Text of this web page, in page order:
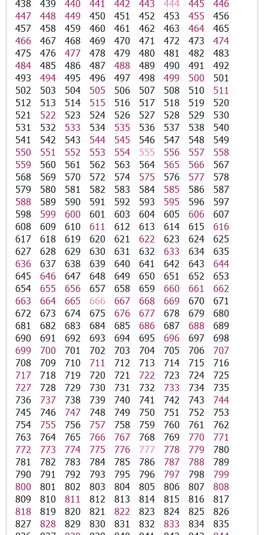
438
439 440 441 442 443 444 445
446
447
448 449 450 451 452 453 455
456
457
458 459 460 461 462 463 464
465
466
467 468 469 470 471 472 473
474
475
476 477 478 479 480 481 482
483
484
485 486 487 488 489 490 491
492
493
494 495 496 497 498 499 500
501
502
503 504 505 506 507 508 510
511
512
513 514 515 516 517 518 519
520
521
522 523 524 526 527 528 529
530
531
532 533 534 535 536 537 538
540
541
542 543 544 545 546 547 548
549
550
551 552 553 554 555 556 557
558
559
560 561 562 563 564 565 566
567
568
569 570 572 574 575 576 577
578
579
580 581 582 583 584 585 586
587
588
589 590 591 592 593 595 596
597
598
599 600 601 603 604 605 606
607
608
609 610 611 612 613 614 615
616
617
618 619 620 621 622 623 624
625
627
628 629 630 631 632 633 634
635
636
637 638 639 640 641 642 643
644
645
646 647 648 649 650 651 652
653
654
655 656 657 658 659 660 661
662
663
664 665 666 667 668 669 670
671
672
673 674 675 676 677 678 679
680
681
682 683 684 685 686 687 688
689
690
691 692 693 694 695 696 697
698
699
700 701 702 703 704 705 706
707
708
709 710 711 712 713 714 715
716
717
718 719 720 721 722 723 724
725
727
728 729 730 731 732 733 734
735
736
737 738 739 740 741 742 743
744
745
746 747 748 749 750 751 752
753
754
755 756 757 758 759 760 761
762
763
764 765 766 767 768 769 770
771
772
773 774 775 776 777 778 779
780
781
782 783 784 785 786 787 788
789
790
791 792 793 795 796 797 798
799
800
801 802 803 804 805 806 807
808
809
810 811 812 813 814 815 816
817
818
819 820 821 822 823 824 825
826
827
828 829 830 831 832 833 834
835